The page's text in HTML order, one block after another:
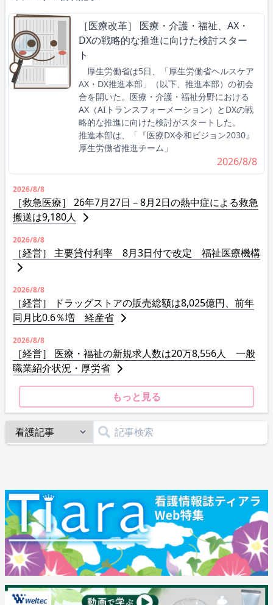
［医療改革］ 医療・介護・福祉、AX・
DXの戦略的な推進に向けた検討スター
ト
厚生労働省は5日、「厚生労働省ヘルスケア
AX・DX推進本部」（以下、推進本部）の初会
合を開いた。医療・介護・福祉分野における
AX（AIトランスフォーメーション）とDXの戦
略的な推進に向けた検討がスタートした。
推進本部は、「『医療DX令和ビジョン2030』
厚生労働省推進チーム」
2026/8/8
2026/8/8
［救急医療］ 26年7月27日－8月2日の熱中症による救急
搬送は9,180人
2026/8/8
［経営］ 主要貸付利率 8月3日付で改定 福祉医療機構
2026/8/8
［経営］ ドラッグストアの販売総額は8,025億円、前年
同月比0.6％増 経産省
2026/8/8
［経営］ 医療・福祉の新規求人数は20万8,556人 一般
職業紹介状況・厚労省
もっと見る